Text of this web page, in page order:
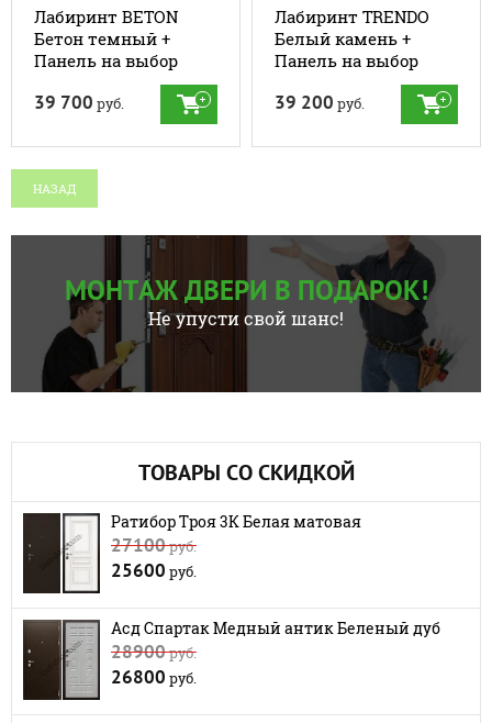
Лабиринт BETON
Бетон темный +
Панель на выбор
39 700 руб.
Лабиринт TRENDO
Белый камень +
Панель на выбор
39 200 руб.
НАЗАД
МОНТАЖ ДВЕРИ В ПОДАРОК!
Не упусти свой шанс!
ТОВАРЫ СО СКИДКОЙ
Ратибор Троя 3К Белая матовая
27100руб.
25600 руб.
Асд Спартак Медный антик Беленый дуб
28900руб.
26800 руб.